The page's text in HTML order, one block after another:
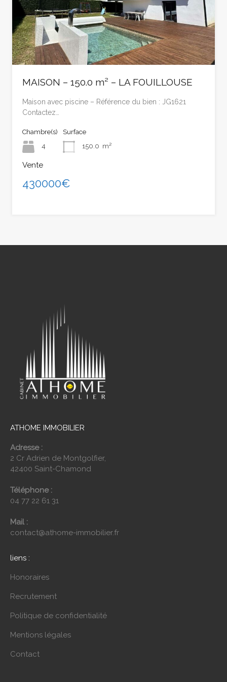
MAISON – 150.0 m² – LA FOUILLOUSE
Maison avec piscine – Référence du bien : JG1621
Contactez…
Chambre(s)
4
Surface
150.0 m²
Vente
430000€
ATHOME IMMOBILIER
Adresse :
2 Cr Adrien de Montgolfier,
42400 Saint-Chamond
Téléphone :
04 77 22 61 31
Mail :
contact@athome-immobilier.fr
liens :
Honoraires
Recrutement
Politique de confidentialité
Mentions légales
Contact